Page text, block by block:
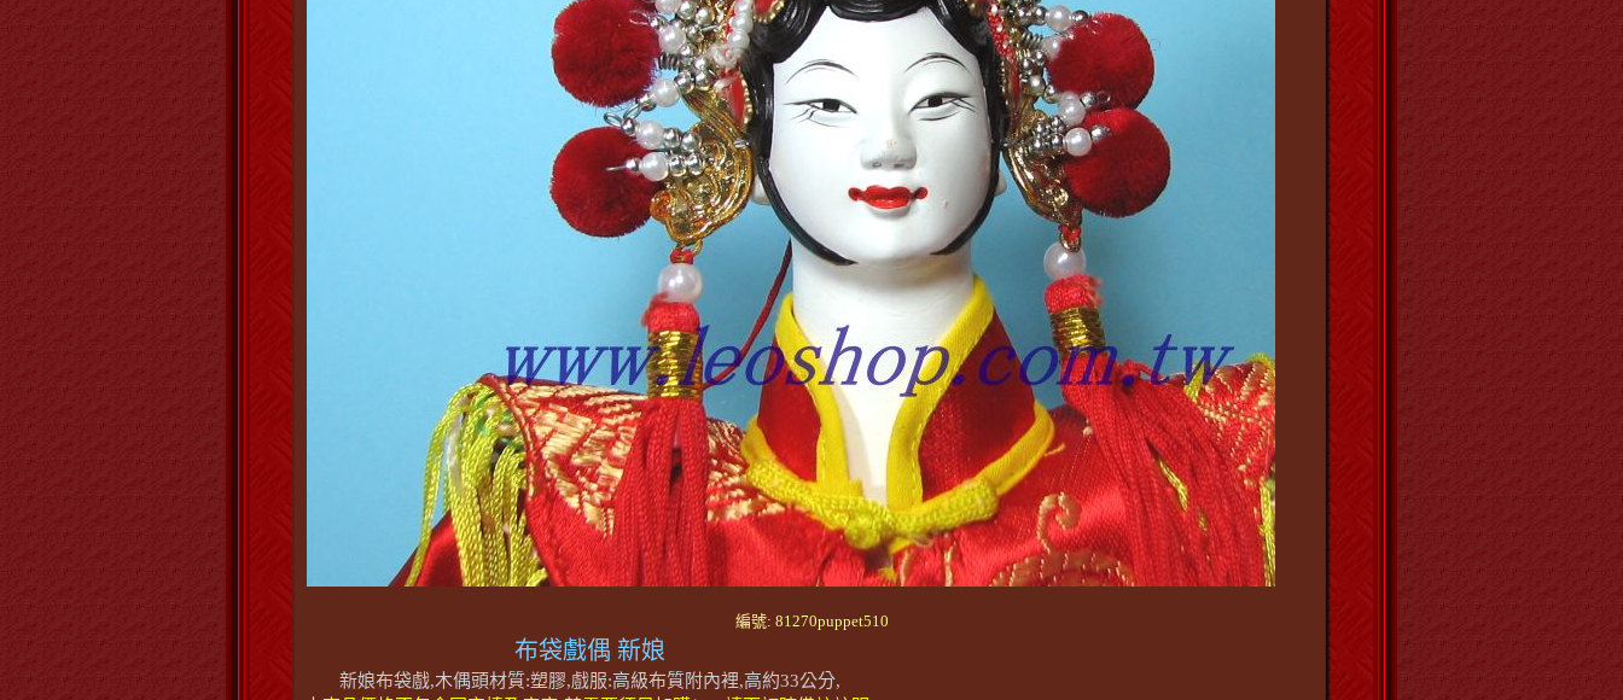
編號: 81270puppet510
布袋戲偶 新娘
新娘布袋戲,木偶頭材質:塑膠,戲服:高級布質附內裡,高約33公分,